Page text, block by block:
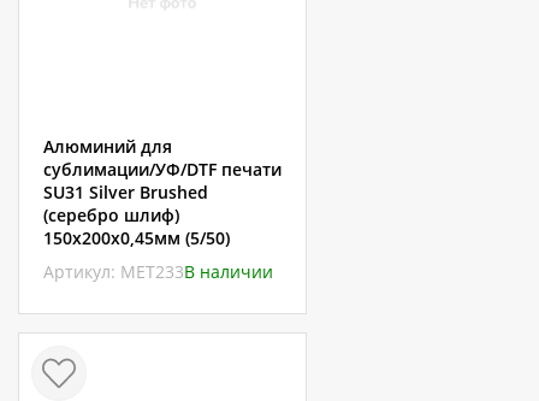
Алюминий для
сублимации/УФ/DTF печати
SU31 Silver Brushed
(серебро шлиф)
150х200х0,45мм (5/50)
Артикул: МЕТ233В наличии